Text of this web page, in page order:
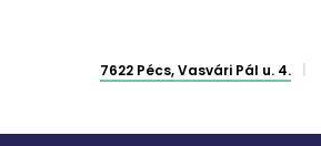
7622 Pécs, Vasvári Pál u. 4.